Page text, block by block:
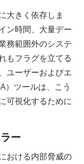
大きく依存しま
ン時間、大量デー
務範囲外のシステ
もフラグを立てる
ユーザーおよびエ
）ツールは、こう
可視化するために
ー
おける内部脅威の